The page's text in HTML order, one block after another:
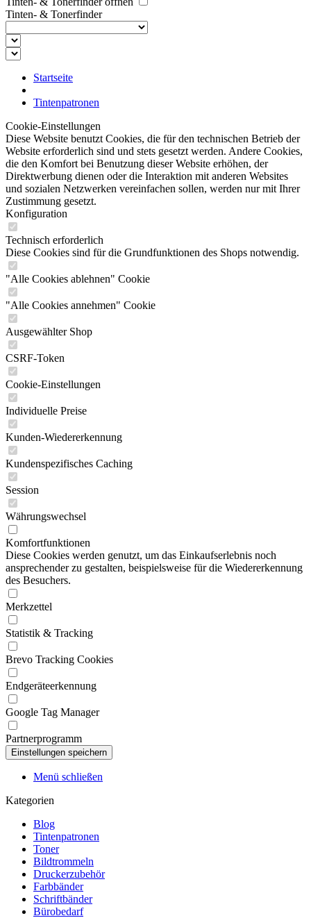
Tinten- & Tonerfinder
Startseite
Tintenpatronen
Cookie-Einstellungen
Diese Website benutzt Cookies, die für den technischen Betrieb der
Website erforderlich sind und stets gesetzt werden. Andere Cookies,
die den Komfort bei Benutzung dieser Website erhöhen, der
Direktwerbung dienen oder die Interaktion mit anderen Websites
und sozialen Netzwerken vereinfachen sollen, werden nur mit Ihrer
Zustimmung gesetzt.
Konfiguration
Technisch erforderlich
Diese Cookies sind für die Grundfunktionen des Shops notwendig.
"Alle Cookies ablehnen" Cookie
"Alle Cookies annehmen" Cookie
Ausgewählter Shop
CSRF-Token
Cookie-Einstellungen
Individuelle Preise
Kunden-Wiedererkennung
Kundenspezifisches Caching
Session
Währungswechsel
Komfortfunktionen
Diese Cookies werden genutzt, um das Einkaufserlebnis noch
ansprechender zu gestalten, beispielsweise für die Wiedererkennung
des Besuchers.
Merkzettel
Statistik & Tracking
Brevo Tracking Cookies
Endgeräteerkennung
Google Tag Manager
Partnerprogramm
Menü schließen
Kategorien
Blog
Tintenpatronen
Toner
Bildtrommeln
Druckerzubehör
Farbbänder
Schriftbänder
Bürobedarf